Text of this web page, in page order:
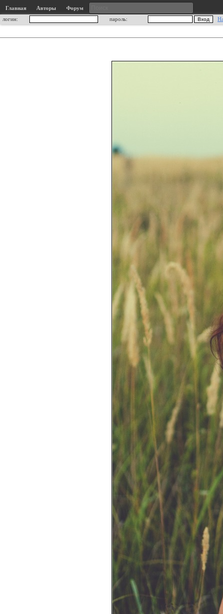
Главная Авторы
Форум
логин:
пароль: